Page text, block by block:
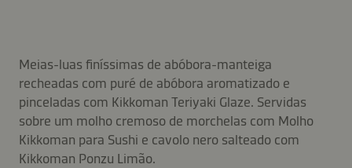
Meias-luas finíssimas de abóbora-manteiga
recheadas com puré de abóbora aromatizado e
pinceladas com Kikkoman Teriyaki Glaze. Servidas
sobre um molho cremoso de morchelas com Molho
Kikkoman para Sushi e cavolo nero salteado com
Kikkoman Ponzu Limão.